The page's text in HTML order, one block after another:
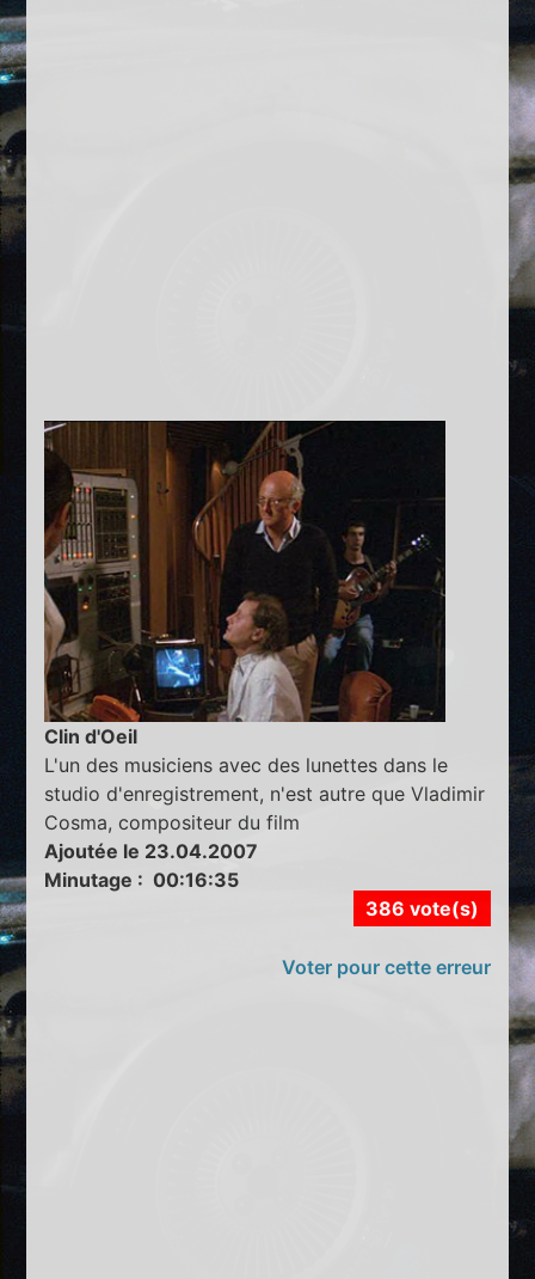
Clin d'Oeil
L'un des musiciens avec des lunettes dans le
studio d'enregistrement, n'est autre que Vladimir
Cosma, compositeur du film
Ajoutée le 23.04.2007
Minutage : 00:16:35
386 vote(s)
Voter pour cette erreur